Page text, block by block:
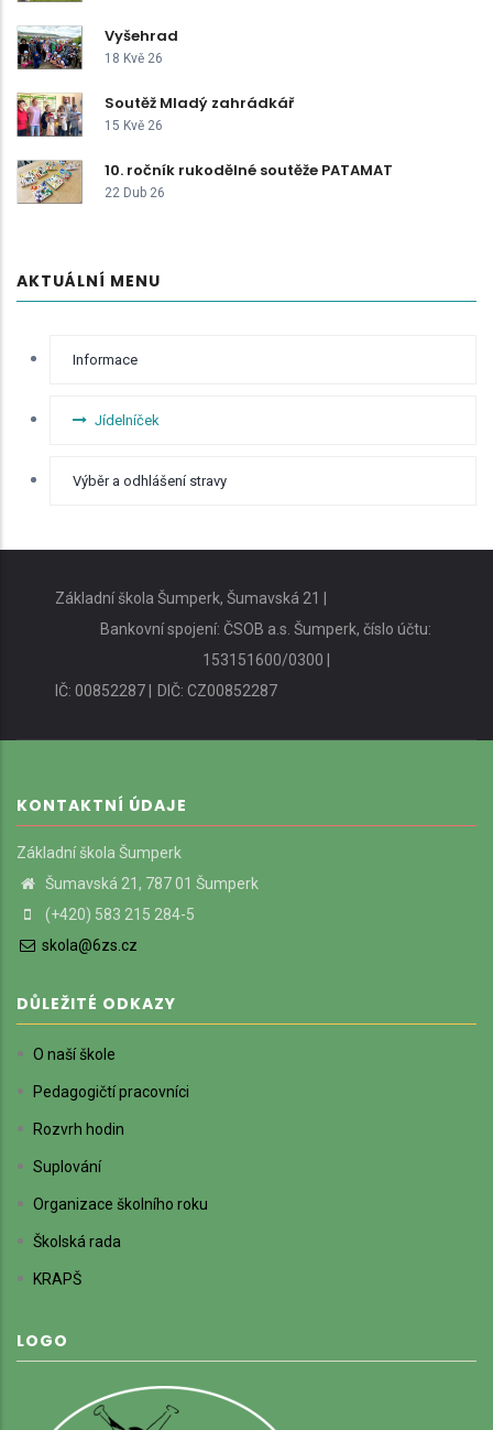
Vyšehrad
18 Kvě 26
Soutěž Mladý zahrádkář
15 Kvě 26
10. ročník rukodělné soutěže PATAMAT
22 Dub 26
AKTUÁLNÍ MENU
RYCHLÉ
BOČNÍInformace
Jídelníček
Výběr a odhlášení stravy
Základní škola Šumperk, Šumavská 21 |
Bankovní spojení: ČSOB a.s. Šumperk, číslo účtu:
153151600/0300 |
IČ: 00852287 |
DIČ: CZ00852287
KONTAKTNÍ ÚDAJE
Základní škola Šumperk
Šumavská 21, 787 01 Šumperk
(+420) 583 215 284-5
skola@6zs.cz
DŮLEŽITÉ ODKAZY
O naší škole
Pedagogičtí pracovníci
Rozvrh hodin
Suplování
Organizace školního roku
Školská rada
KRAPŠ
LOGO